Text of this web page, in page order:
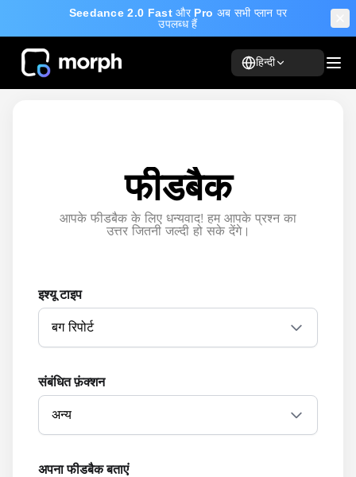
Seedance 2.0 Fast और Pro अब सभी प्लान पर
उपलब्ध हैं
हिन्दी
फीडबैक
आपके फीडबैक के लिए धन्यवाद! हम आपके प्रश्न का
उत्तर जितनी जल्दी हो सके देंगे।
इश्यू टाइप
बग रिपोर्ट
संबंधित फ़ंक्शन
अन्य
अपना फीडबैक बताएं